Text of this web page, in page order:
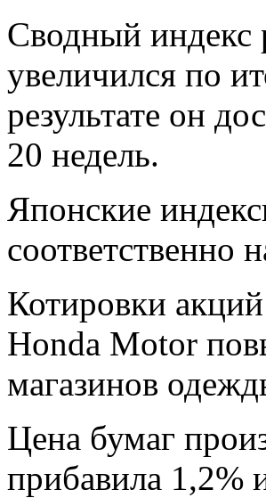
Сводный индекс
увеличился по
результате он
20 недель.
Японские
соответственно
Котировки
Honda Motor
магазинов
Цена бумаг
прибавила 1,2%